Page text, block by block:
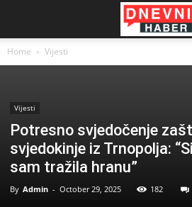
Home Vijesti
Vijesti
Potresno svjedočenje
svjedokinje iz Trnopolja:
sam tražila hranu”
By Admin - October 29, 2025 182